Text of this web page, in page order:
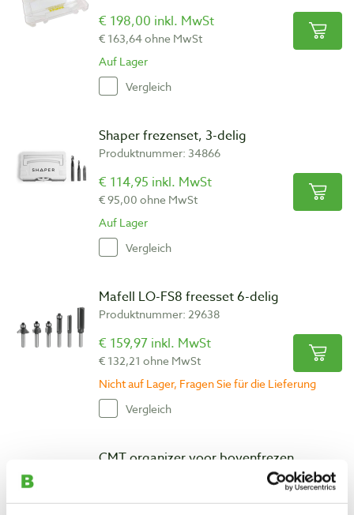
€ 198,00 inkl. MwSt
€ 163,64 ohne MwSt
Auf Lager
Vergleich
Shaper frezenset, 3-delig
Produktnummer: 34866
€ 114,95 inkl. MwSt
€ 95,00 ohne MwSt
Auf Lager
Vergleich
Mafell LO-FS8 freesset 6-delig
Produktnummer: 29638
€ 159,97 inkl. MwSt
€ 132,21 ohne MwSt
Nicht auf Lager, Fragen Sie für die Lieferung
Vergleich
CMT organizer voor bovenfrezen
€ 19,80 inkl. MwSt